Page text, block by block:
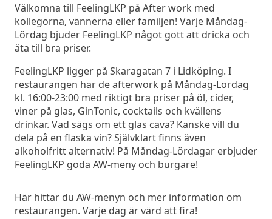
Välkomna till FeelingLKP på After work med
kollegorna, vännerna eller familjen! Varje Måndag-
Lördag bjuder FeelingLKP något gott att dricka och
äta till bra priser.
FeelingLKP ligger på Skaragatan 7 i Lidköping. I
restaurangen har de afterwork på Måndag-Lördag
kl. 16:00-23:00 med riktigt bra priser på öl, cider,
viner på glas, GinTonic, cocktails och kvällens
drinkar. Vad sägs om ett glas cava? Kanske vill du
dela på en flaska vin? Självklart finns även
alkoholfritt alternativ! På Måndag-Lördagar erbjuder
FeelingLKP goda AW-meny och burgare!
Här hittar du AW-menyn och mer information om
restaurangen. Varje dag är värd att fira!